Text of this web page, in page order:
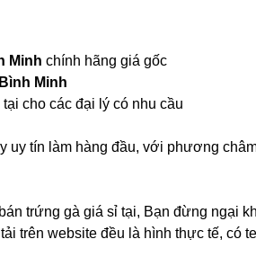
Minh chính hãng giá gốc
Bình Minh
cho các đại lý có nhu cầu
uy tín làm hàng đầu, với phương
trứng gà giá sỉ tại, Bạn đừng ngại
trên website đều là hình thực tế, có